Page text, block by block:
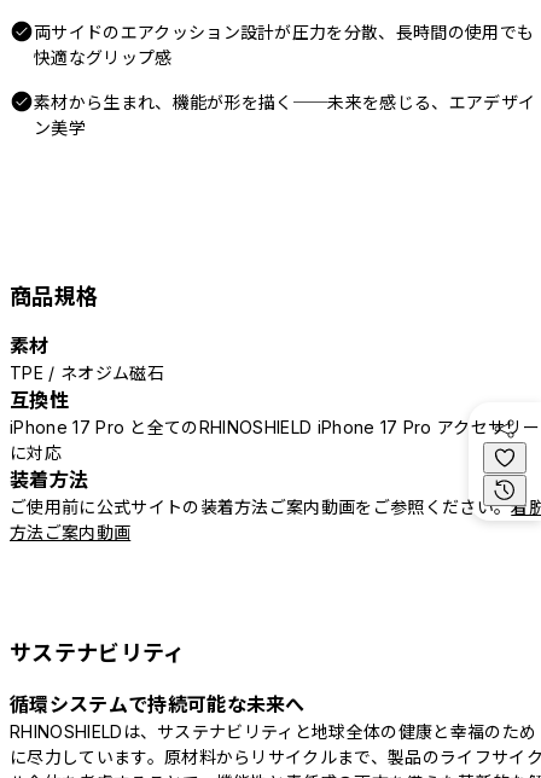
両サイドのエアクッション設計が圧力を分散、長時間の使用でも
快適なグリップ感
素材から生まれ、機能が形を描く──未来を感じる、エアデザイ
ン美学
商品規格
素材
TPE / ネオジム磁石
互換性
iPhone 17 Pro と全てのRHINOSHIELD iPhone 17 Pro アクセサリー
に対応
装着方法
ご使用前に公式サイトの装着方法ご案内動画をご参照ください。着
方法ご案内動画
サステナビリティ
循環システムで持続可能な未来へ
RHINOSHIELDは、サステナビリティと地球全体の健康と幸福のため
に尽力しています。原材料からリサイクルまで、製品のライフサイ